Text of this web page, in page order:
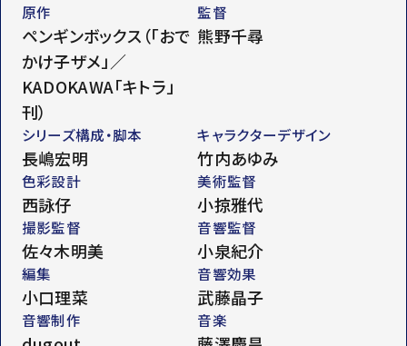
原作
ペンギンボックス（「おで
かけ子ザメ」／
KADOKAWA「キトラ」
刊）
監督
熊野千尋
シリーズ構成・脚本
長嶋宏明
キャラクターデザイン
竹内あゆみ
色彩設計
西詠仔
美術監督
小掠雅代
撮影監督
佐々木明美
音響監督
小泉紀介
編集
小口理菜
音響効果
武藤晶子
音響制作 音楽